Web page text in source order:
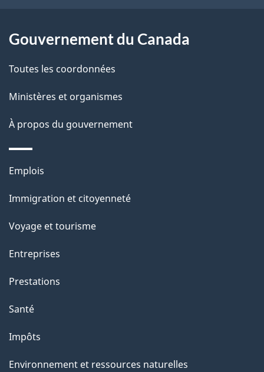
a
p
a
g
Gouvernement du Canada
Toutes les coordonnées
Ministères et organismes
À propos du gouvernement
Thèmes
sujets
Emplois
Immigration et citoyenneté
Voyage et tourisme
Entreprises
Prestations
Santé
Impôts
Environnement et ressources naturelles